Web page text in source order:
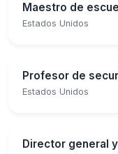
Maestro de
Estados Unidos
Profesor de
Estados Unidos
Director general